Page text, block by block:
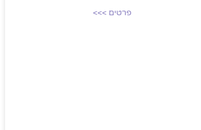
פרטים >>>